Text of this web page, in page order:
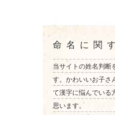
命名に関
当サイトの姓名判断
す。かわいいお子さ
て漢字に悩んでいる
思います。